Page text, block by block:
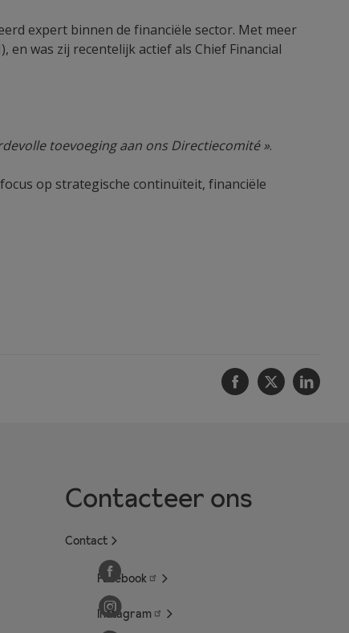
expert binnen de financiële sector. Met meer
en was zij recentelijk actief als Chief Financial
toevoeging aan ons Directiecomité ».
op strategische continuïteit, financiële
Facebook
Twitter
Contacteer ons
Contact
Facebook
Instagram